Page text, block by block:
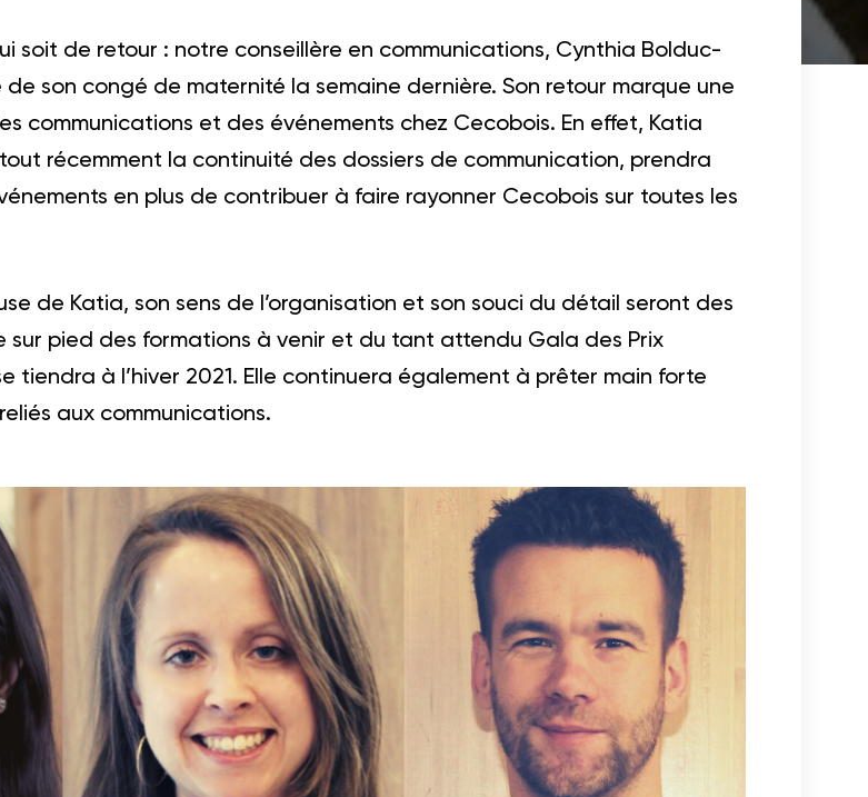
soit de retour : notre conseillère en communications, Cynthia Bolduc-
de son congé de maternité la semaine dernière. Son retour marque une
communications et des événements chez Cecobois. En effet, Katia
récemment la continuité des dossiers de communication, prendra
en plus de contribuer à faire rayonner Cecobois sur toutes les
de Katia, son sens de l’organisation et son souci du détail seront des
sur pied des formations à venir et du tant attendu Gala des Prix
tiendra à l’hiver 2021. Elle continuera également à prêter main forte
aux communications.